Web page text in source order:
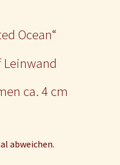
Ocean“
Leinwand
ca. 4 cm
abweichen.